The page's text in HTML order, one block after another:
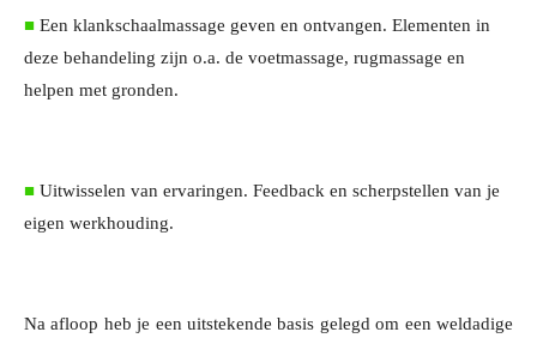
■ Een klankschaalmassage geven en ontvangen. Elementen in
deze behandeling zijn o.a. de voetmassage, rugmassage en
helpen met gronden.
■ Uitwisselen van ervaringen. Feedback en scherpstellen van je
eigen werkhouding.
Na afloop heb je een uitstekende basis gelegd om een weldadige